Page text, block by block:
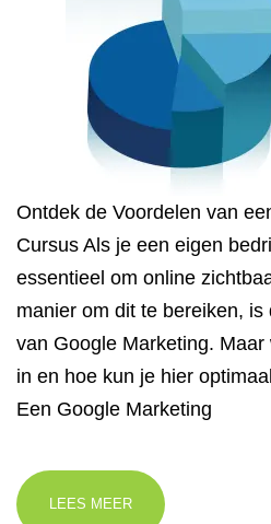
Ontdek de Voordelen van
Cursus Als je een eigen
essentieel om online
manier om dit te bereiken,
van Google Marketing.
in en hoe kun je hier
Een Google Marketing
LEES MEER